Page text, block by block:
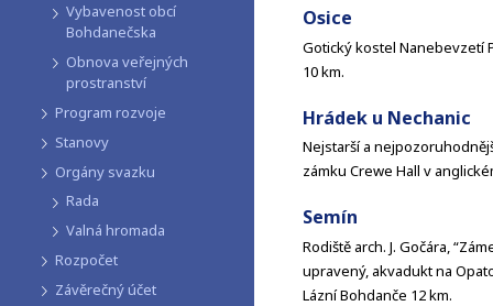
Vybavenost obcí
Bohdanečska
Obnova veřejných
prostranství
Program rozvoje
Stanovy
Orgány svazku
Rada
Valná hromada
Rozpočet
Závěrečný účet
Osice
Gotický kostel Nanebevzetí
10 km.
Hrádek u Nechanic
Nejstarší a
zámku Crewe Hall v
Semín
Rodiště arch. J. Gočára,
upravený, akvadukt na
Lázní Bohdanče 12 km.